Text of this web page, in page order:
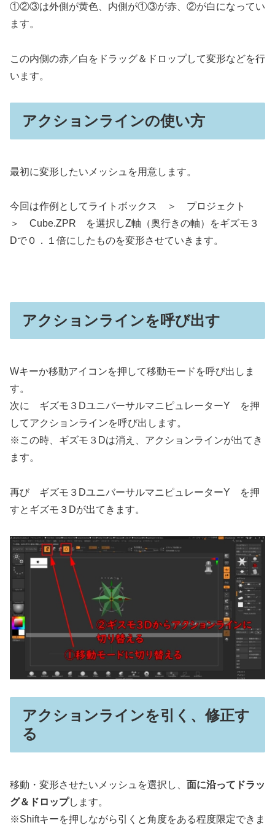
①②③は外側が黄色、内側が①③が赤、②が白になってい
ます。
この内側の赤／白をドラッグ＆ドロップして変形などを行
います。
アクションラインの使い方
最初に変形したいメッシュを用意します。
今回は作例としてライトボックス ＞ プロジェクト
＞ Cube.ZPR を選択しZ軸（奥行きの軸）をギズモ３
Dで０．１倍にしたものを変形させていきます。
アクションラインを呼び出す
Wキーか移動アイコンを押して移動モードを呼び出しま
す。
次に ギズモ３DユニバーサルマニピュレーターY を押
してアクションラインを呼び出します。
※この時、ギズモ３Dは消え、アクションラインが出てき
ます。
再び ギズモ３DユニバーサルマニピュレーターY を押
すとギズモ３Dが出てきます。
アクションラインを引く、修正す
る
移動・変形させたいメッシュを選択し、 面に沿ってドラッ
グ＆ドロップします。
※Shiftキーを押しながら引くと角度をある程度限定できま